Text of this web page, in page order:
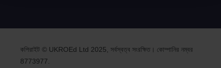
কপিরাইট © UKROEd Ltd 2025, সর্বস্বত্ব সংরক্ষিত। কোম্পানির নম্বর
8773977.